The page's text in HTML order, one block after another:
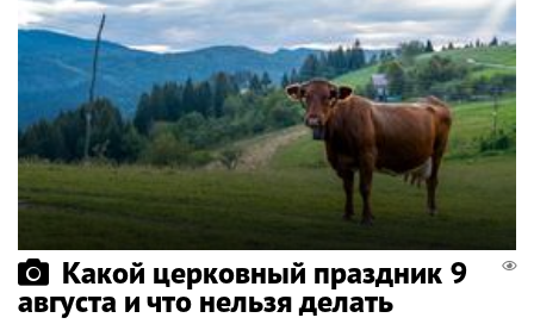
Какой церковный праздник 9
августа и что нельзя делать